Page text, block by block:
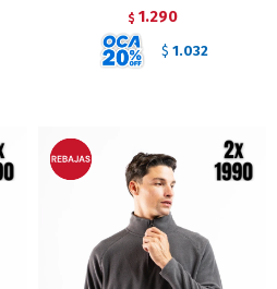
$ 1.290
$ 1.032